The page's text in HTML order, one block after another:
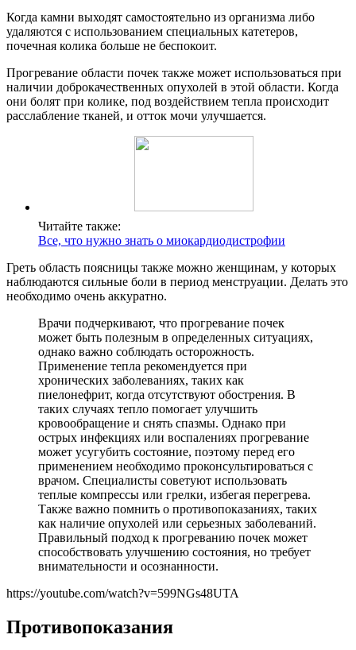
Когда камни выходят самостоятельно из организма либо
удаляются с использованием специальных катетеров,
почечная колика больше не беспокоит.
Прогревание области почек также может использоваться при
наличии доброкачественных опухолей в этой области. Когда
они болят при колике, под воздействием тепла происходит
расслабление тканей, и отток мочи улучшается.
Читайте также:
Все, что нужно знать о миокардиодистрофии
Греть область поясницы также можно женщинам, у которых
наблюдаются сильные боли в период менструации. Делать это
необходимо очень аккуратно.
Врачи подчеркивают, что прогревание почек
может быть полезным в определенных ситуациях,
однако важно соблюдать осторожность.
Применение тепла рекомендуется при
хронических заболеваниях, таких как
пиелонефрит, когда отсутствуют обострения. В
таких случаях тепло помогает улучшить
кровообращение и снять спазмы. Однако при
острых инфекциях или воспалениях прогревание
может усугубить состояние, поэтому перед его
применением необходимо проконсультироваться с
врачом. Специалисты советуют использовать
теплые компрессы или грелки, избегая перегрева.
Также важно помнить о противопоказаниях, таких
как наличие опухолей или серьезных заболеваний.
Правильный подход к прогреванию почек может
способствовать улучшению состояния, но требует
внимательности и осознанности.
https://youtube.com/watch?v=599NGs48UTA
Противопоказания